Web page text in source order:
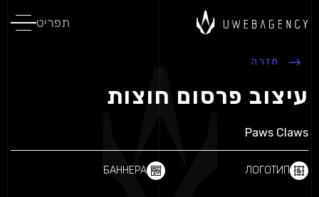
תפריט
חזרה
עיצוב פרסום חוצות
Paws Claws
ЛОГОТИП
БАННЕРА